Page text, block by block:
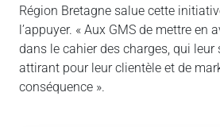
Région Bretagne salue cette
l’appuyer. « Aux GMS de mettre en
dans le cahier des charges, qui
attirant pour leur clientèle et de
conséquence ».